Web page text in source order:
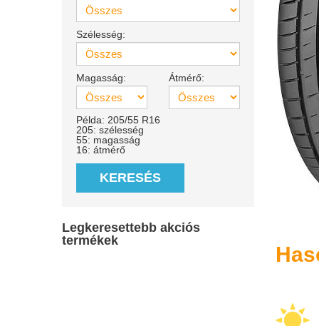
Szélesség:
Magasság: Átmérő:
Példa: 205/55 R16
205: szélesség
55: magasság
16: átmérő
KERESÉS
Legkeresettebb akciós
termékek